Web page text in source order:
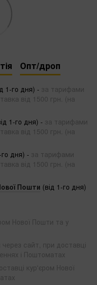
Опт/дроп
1-го дня) - за тарифами
від 1500 грн. (на
1-го дня) - за тарифами
від 1500 грн. (на
го дня) - за тарифами
від 1500 грн. (на
Пошти (від 1-го дня)
Нової Пошти та у
через сайт, при доставці
і Поштоматах
кур'єром Нової